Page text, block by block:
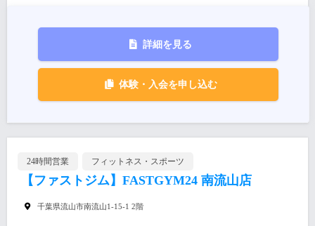
詳細を見る
体験・入会を申し込む
24時間営業 フィットネス・スポーツ
【ファストジム】FASTGYM24 南流山店
千葉県流山市南流山1-15-1 2階